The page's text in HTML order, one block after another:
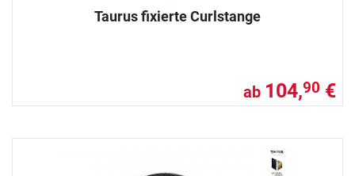
Taurus fixierte Curlstange
ab 104,90 €